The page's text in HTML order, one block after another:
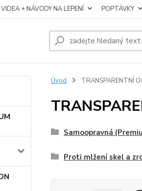
VIDEA + NÁVODY NA LEPENÍ POPTÁVKY
Úvod TRANSPARENTNÍ
Samoopravná
Proti mlžení skel a